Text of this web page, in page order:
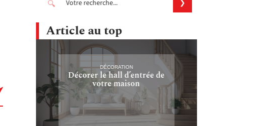
Article au top
DÉCORATION
Décorer le hall d’entrée de
votre maison